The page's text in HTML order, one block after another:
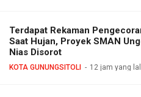
Terdapat Rekaman
Saat Hujan, Proyek SMAN
Nias Disorot
KOTA GUNUNGSITOLI 12 jam yang